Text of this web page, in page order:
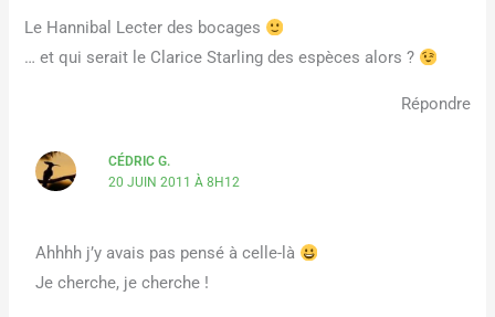
Le Hannibal Lecter des bocages
… et qui serait le Clarice Starling des espèces alors ?
Répondre
CÉDRIC G.
20 JUIN 2011 À 8H12
Ahhhh j’y avais pas pensé à celle-là
Je cherche, je cherche !